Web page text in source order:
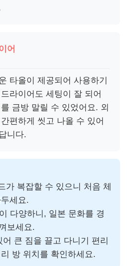
어
타올이 제공되어 사용하기
라이어도 세팅이 잘 되어
금방 말릴 수 있었어요. 외
편하게 씻고 나올 수 있어
니다.
가 복잡할 수 있으니 처음 체
세요.
다양하니, 일본 문화를 경
보세요.
큰 짐을 끌고 다니기 편리
방 위치를 확인하세요.